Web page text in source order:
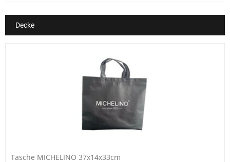
Decke
Tasche MICHELINO 37x14x33cm